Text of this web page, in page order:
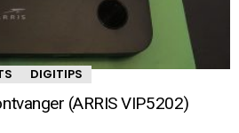
DIGITIPS
(ARRIS VIP5202)